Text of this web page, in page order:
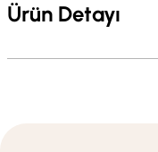
Ürün Detayı